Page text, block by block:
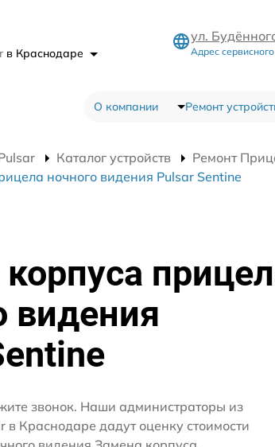
в Краснодаре
ул.
Адрес
О компании Ремонт
Каталог устройств Ремонт
ночного видения Pulsar Sentine
видения
звонок. Наши администраторы из
в Краснодаре дадут оценку стоимости